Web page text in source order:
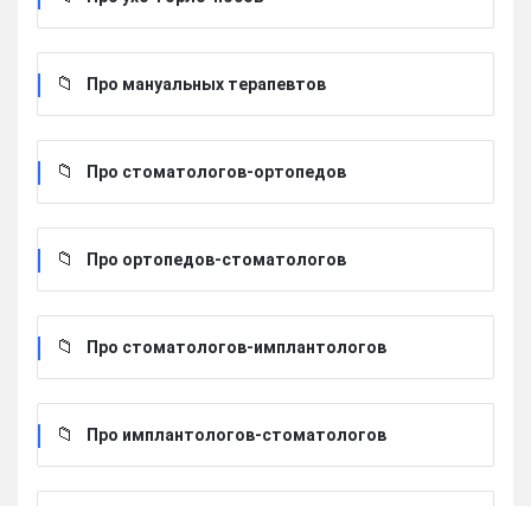
Про мануальных терапевтов
Про стоматологов-ортопедов
Про ортопедов-стоматологов
Про стоматологов-имплантологов
Про имплантологов-стоматологов